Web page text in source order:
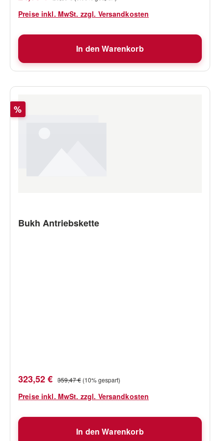
Preise inkl. MwSt. zzgl. Versandkosten
In den Warenkorb
Rabatt
%
Bukh Antriebskette
Verkaufspreis:
323,52 € Regulärer Preis:
359,47 € (10% gespart)
Preise inkl. MwSt. zzgl. Versandkosten
In den Warenkorb